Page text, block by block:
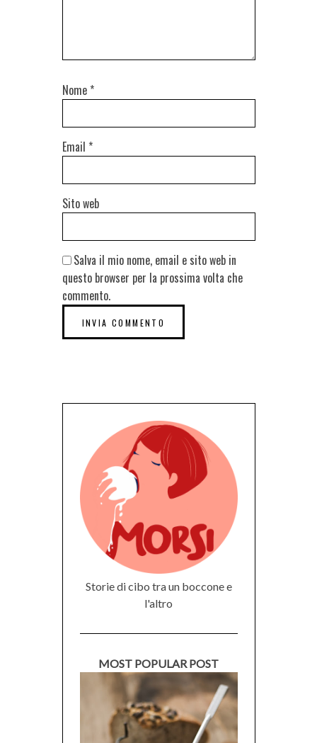
Nome *
Email *
Sito web
Salva il mio nome, email e sito web in
questo browser per la prossima volta che
commento.
Storie di cibo tra un boccone e
l'altro
MOST POPULAR POST